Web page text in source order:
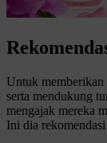
Untuk memberikan
serta mendukung
mengajak mereka
Ini dia rekomendasi